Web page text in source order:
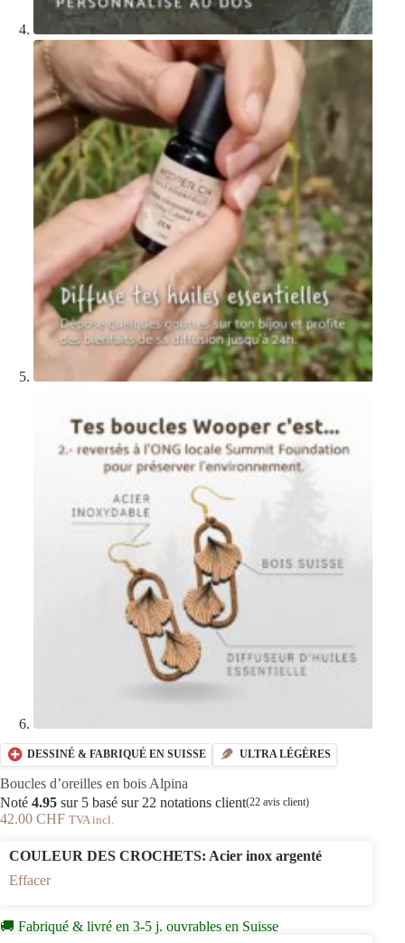
DESSINÉ & FABRIQUÉ EN SUISSE ULTRA LÉGÈRES
Boucles d’oreilles en bois Alpina
Noté 4.95 sur 5 basé sur 22 notations client(22 avis client)
42.00 CHF TVA incl.
COULEUR DES CROCHETS: Acier inox argenté
Effacer
🚚 Fabriqué & livré en 3-5 j. ouvrables en Suisse